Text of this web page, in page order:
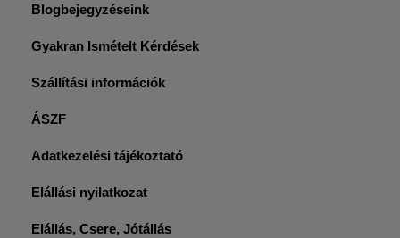
Blogbejegyzéseink
Gyakran Ismételt Kérdések
Szállítási információk
ÁSZF
Adatkezelési tájékoztató
Elállási nyilatkozat
Elállás, Csere, Jótállás